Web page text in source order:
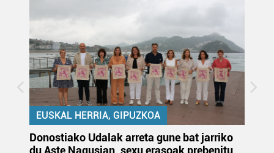
EUSKAL HERRIA, GIPUZKOA
Donostiako Udalak arreta gune bat jarriko
du Aste Nagusian, sexu erasoak prebenitu